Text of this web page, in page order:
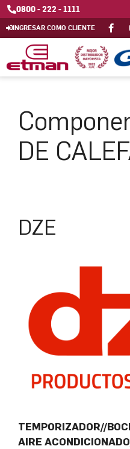
0800 - 222 - 1111
INGRESAR COMO CLIENTE
DE
DZE
TEMPORIZADOR//
AIRE